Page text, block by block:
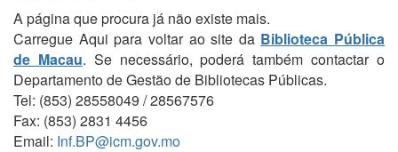
A página que procura já não existe mais.
Carregue Aqui para voltar ao site da Biblioteca Pública
de Macau. Se necessário, poderá também contactar o
Departamento de Gestão de Bibliotecas Públicas.
Tel: (853) 28558049 / 28567576
Fax: (853) 2831 4456
Email: Inf.BP@icm.gov.mo